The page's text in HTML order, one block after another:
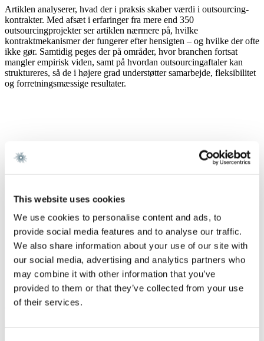
This website uses cookies
We use cookies to personalise content and ads, to
provide social media features and to analyse our traffic.
We also share information about your use of our site with
our social media, advertising and analytics partners who
may combine it with other information that you’ve
provided to them or that they’ve collected from your use
of their services.
Artiklen analyserer, hvad der i praksis skaber værdi i outsourcing-
kontrakter. Med afsæt i erfaringer fra mere end 350
outsourcingprojekter ser artiklen nærmere på, hvilke
kontraktmekanismer der fungerer efter hensigten – og hvilke der ofte
ikke gør. Samtidig peges der på områder, hvor branchen fortsat
mangler empirisk viden, samt på hvordan outsourcingaftaler kan
struktureres, så de i højere grad understøtter samarbejde, fleksibilitet
og forretningsmæssige resultater.
Download the artiklen (engelsk)